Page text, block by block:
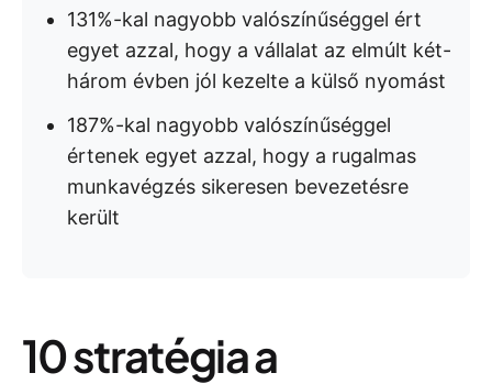
131%-kal nagyobb valószínűséggel ért
egyet azzal, hogy a vállalat az elmúlt két-
három évben jól kezelte a külső nyomást
187%-kal nagyobb valószínűséggel
értenek egyet azzal, hogy a rugalmas
munkavégzés sikeresen bevezetésre
került
10 stratégia a